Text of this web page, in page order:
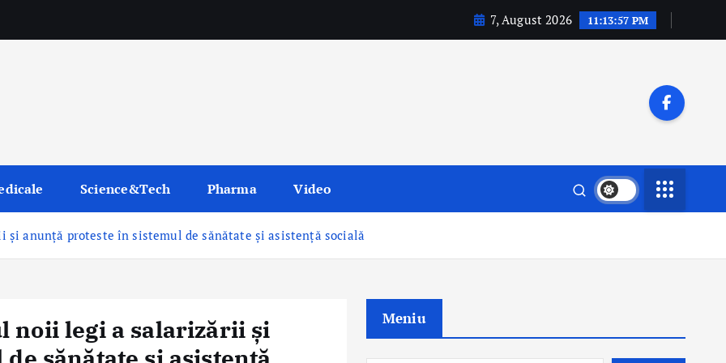
7, August 2026 11:13:58 PM
Science&Tech Pharma Video
și anunță proteste în sistemul de sănătate și asistență socială
noii legi a salarizării și
Meniu